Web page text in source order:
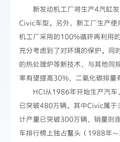
新闻资讯
新发动机工厂将生产4汽缸发
Civic车型。另外，新工厂生产
机工厂采用的100%循环再利用
充分考虑到了对环境的保护。同
的热处理炉等新技术，与其他同
率有望提高30%，二氧化碳排量
HCI从1986年开始生产汽车
已突破480万辆。其中Civic属于
计产量已突破300万辆，销量则
车排行榜上独占鳌头（1988年～